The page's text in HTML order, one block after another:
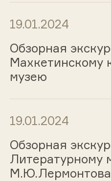
19.01.2024
Обзорная
Махкетинскому
музею
19.01.2024
Обзорная
Литературному
М.Ю.Лермонтова